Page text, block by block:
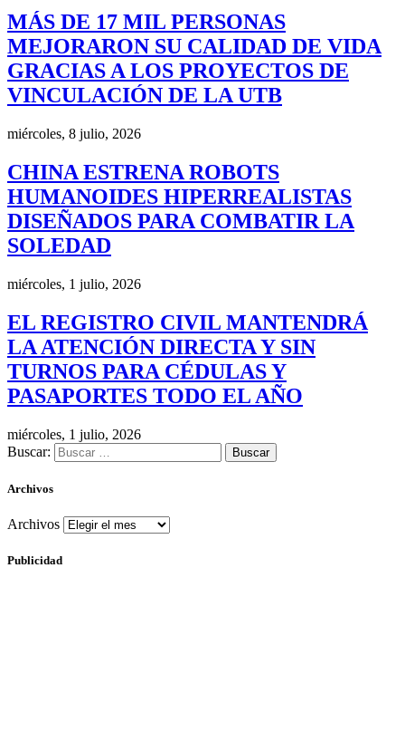
MÁS DE 17 MIL PERSONAS
MEJORARON SU CALIDAD DE VIDA
GRACIAS A LOS PROYECTOS DE
VINCULACIÓN DE LA UTB
miércoles, 8 julio, 2026
CHINA ESTRENA ROBOTS
HUMANOIDES HIPERREALISTAS
DISEÑADOS PARA COMBATIR LA
SOLEDAD
miércoles, 1 julio, 2026
EL REGISTRO CIVIL MANTENDRÁ
LA ATENCIÓN DIRECTA Y SIN
TURNOS PARA CÉDULAS Y
PASAPORTES TODO EL AÑO
miércoles, 1 julio, 2026
Buscar:
Archivos
Archivos
Publicidad